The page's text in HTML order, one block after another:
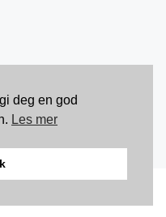
deg en god
Les mer